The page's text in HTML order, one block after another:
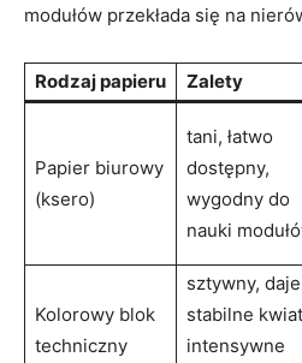
modułów przekłada się na
Rodzaj papieru Zalety
Papier biurowy
(ksero)
tani, łatwo
dostępny,
wygodny do
nauki
Kolorowy blok
techniczny
sztywny, daje
stabilne
intensywne